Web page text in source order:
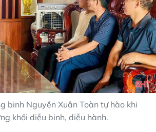
binh Nguyễn Xuân Toàn tự hào khi
khối diễu binh, diễu hành.